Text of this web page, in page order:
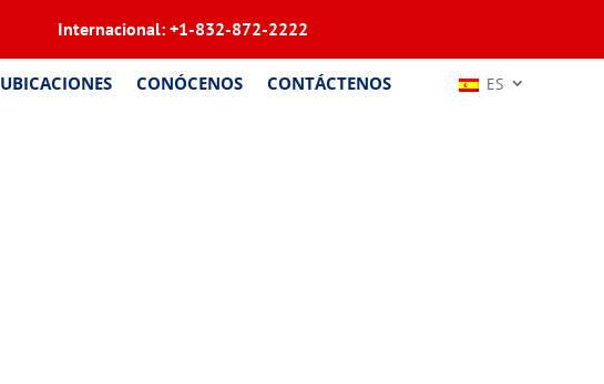
Internacional:+1-832-872-2222
UBICACIONES CONÓCENOS CONTÁCTENOS ES